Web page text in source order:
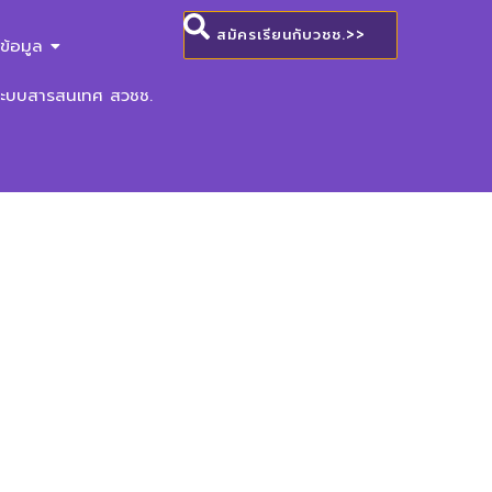
อมูล
บบสารสนเทศ สวชช.
สมัครเรียนกับวชช.>>